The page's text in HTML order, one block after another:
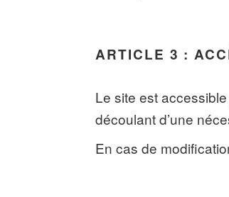
ARTICLE 3 :
Le site est
découlant d’une
En cas de